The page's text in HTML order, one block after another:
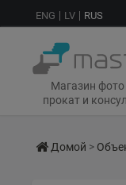
ENG LV RUS
Магазин фото
прокат и
Домой >